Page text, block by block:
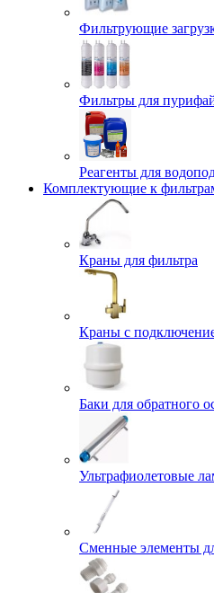
Фильтрующие
Фильтры для
Реагенты для
Комплектующие к
Краны для фильтра
Краны с
Баки для обратного
Ультрафиолетовые
Сменные элементы